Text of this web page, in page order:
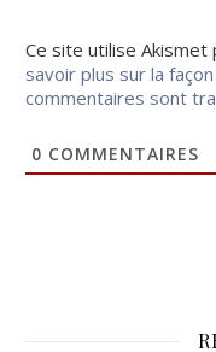
Ce site utilise Akismet
savoir plus sur la
commentaires sont
0 COMMENTAIRES